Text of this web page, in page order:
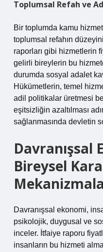
Toplumsal Refah ve
Bir toplumda kamu
toplumsal refahın
raporları gibi hizmetlerin
gelirli bireylerin bu
durumda sosyal adalet
Hükümetlerin, temel
adil politikalar üretmesi
eşitsizliğin azaltılması
sağlanmasında devletin
Davranışsal
Bireysel
Davranışsal ekonomi,
psikolojik, duygusal ve
inceler. İtfaiye raporu
insanların bu hizmeti